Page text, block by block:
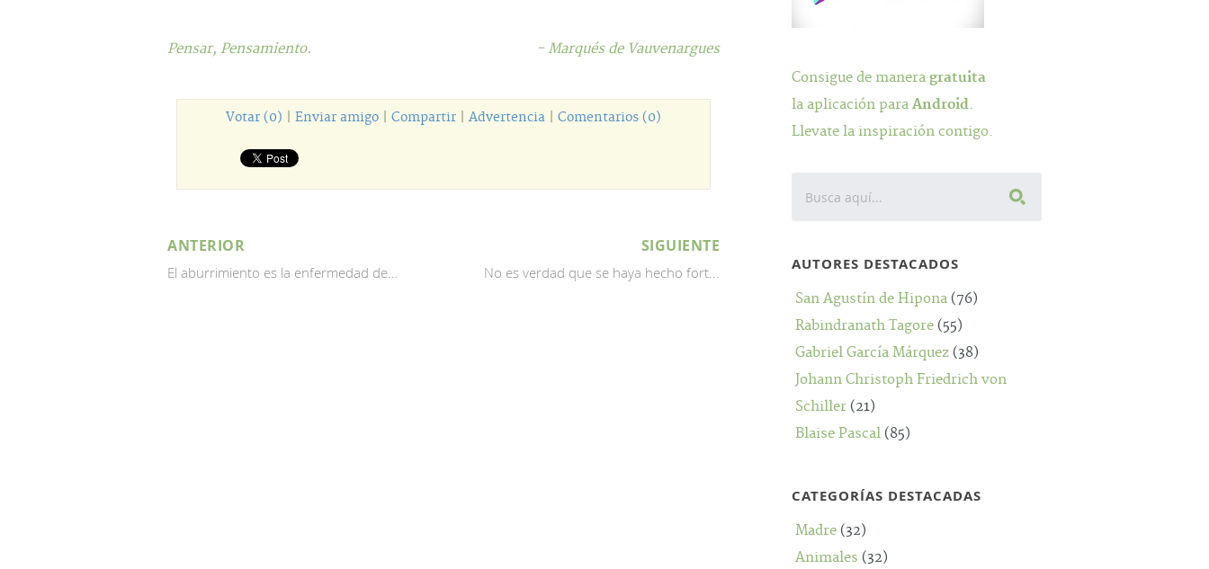
Pensar, Pensamiento. - Marqués de Vauvenargues
Votar (0) Enviar amigo Compartir Advertencia Comentarios (0)
ANTERIOR
El aburrimiento es la enfermedad de...
SIGUIENTE
No es verdad que se haya hecho fort...
Consigue de maneragratuita
la aplicación paraAndroid.
Llevate la inspiración contigo.
AUTORES DESTACADOS
San Agustín de Hipona (76)
Rabindranath Tagore (55)
Gabriel García Márquez (38)
Johann Christoph Friedrich von
Schiller (21)
Blaise Pascal (85)
CATEGORÍAS DESTACADAS
Madre (32)
Animales (32)